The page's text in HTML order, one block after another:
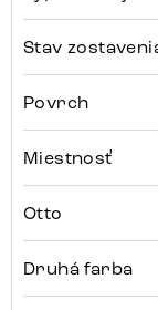
Stav
Povrch
Miestnosť
Otto
Druhá farba